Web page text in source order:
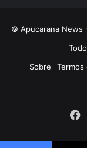
© Apucarana News
Sobre
Termos